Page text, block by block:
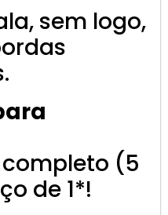
sem logo,
(5
de 1*!